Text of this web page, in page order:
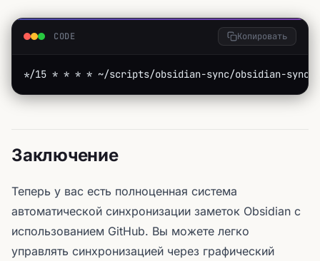
CODE Копировать
*/15 * * * * ~/scripts/obsidian-sync/obsidian-
Заключение
Теперь у вас есть полноценная система
автоматической синхронизации заметок Obsidian с
использованием GitHub. Вы можете легко
управлять синхронизацией через графический